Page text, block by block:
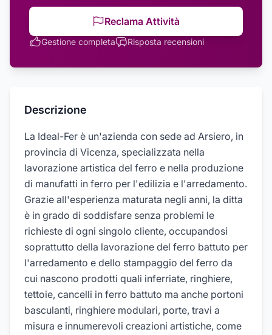
Reclama Attività
Gestione completa Risposta recensioni
Descrizione
La Ideal-Fer è un'azienda con sede ad Arsiero, in
provincia di Vicenza, specializzata nella
lavorazione artistica del ferro e nella produzione
di manufatti in ferro per l'edilizia e l'arredamento.
Grazie all'esperienza maturata negli anni, la ditta
è in grado di soddisfare senza problemi le
richieste di ogni singolo cliente, occupandosi
soprattutto della lavorazione del ferro battuto per
l'arredamento e dello stampaggio del ferro da
cui nascono prodotti quali inferriate, ringhiere,
tettoie, cancelli in ferro battuto ma anche portoni
basculanti, ringhiere modulari, porte, travi a
misura e innumerevoli creazioni artistiche, come